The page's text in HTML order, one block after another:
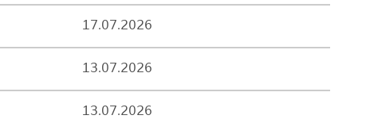
17.07.2026
13.07.2026
13.07.2026